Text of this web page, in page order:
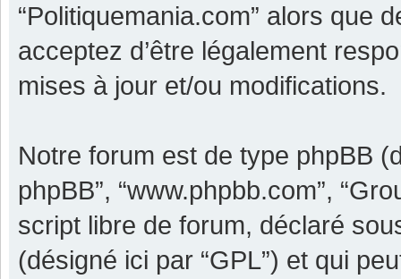
“Politiquemania.com” alors que
acceptez d’être légalement
mises à jour et/ou modifications.
Notre forum est de type phpBB
phpBB”, “www.phpbb.com”,
script libre de forum, déclaré
(désigné ici par “GPL”) et qui